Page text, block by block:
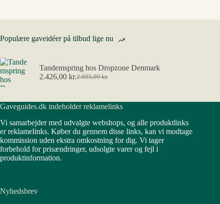
Populære gaveidéer på tilbud lige nu
Tandemspring hos Dropzone Denmark
2.695,00kr.
Den
var:
2.426,00 kr.Den
er:
Gaveguides.dk indeholder reklamelinks
Vi samarbejder med udvalgte webshops, og alle produktlinks
er reklamelinks. Køber du gennem disse links, kan vi modtage
kommission uden ekstra omkostning for dig. Vi tager
forbehold for prisændringer, udsolgte varer og fejl i
produktinformation.
Nyhedsbrev